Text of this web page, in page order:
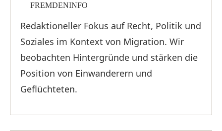
FREMDENINFO
Redaktioneller Fokus auf Recht, Politik und
Soziales im Kontext von Migration. Wir
beobachten Hintergründe und stärken die
Position von Einwanderern und
Geflüchteten.